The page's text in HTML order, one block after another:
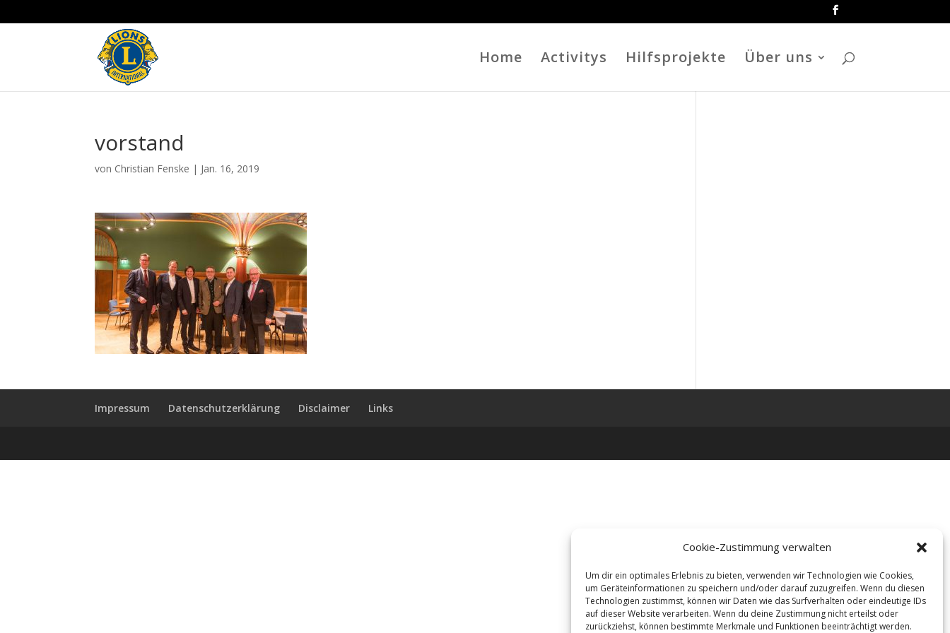
Cookie-Zustimmung verwalten
Um dir ein optimales Erlebnis zu bieten, verwenden wir Technologien wie Cookies,
um Geräteinformationen zu speichern und/oder darauf zuzugreifen. Wenn du diesen
Technologien zustimmst, können wir Daten wie das Surfverhalten oder eindeutige IDs
auf dieser Website verarbeiten. Wenn du deine Zustimmung nicht erteilst oder
zurückziehst, können bestimmte Merkmale und Funktionen beeinträchtigt werden.
Home Activitys Hilfsprojekte Über uns
vorstand
von Christian Fenske | Jan. 16, 2019
Impressum Datenschutzerklärung Disclaimer Links